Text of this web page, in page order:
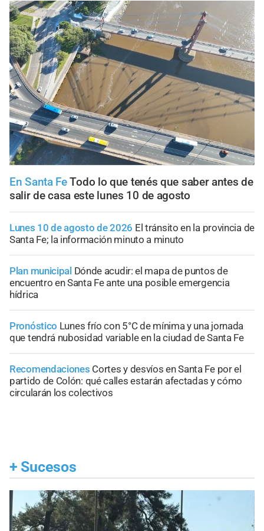
En Santa FeTodo lo que tenés que saber antes de
salir de casa este lunes 10 de agosto
Lunes 10 de agosto de 2026 El tránsito en la provincia de
Santa Fe; la información minuto a minuto
Plan municipal Dónde acudir: el mapa de puntos de
encuentro en Santa Fe ante una posible emergencia
hídrica
Pronóstico Lunes frío con 5°C de mínima y una jornada
que tendrá nubosidad variable en la ciudad de Santa Fe
Recomendaciones Cortes y desvíos en Santa Fe por el
partido de Colón: qué calles estarán afectadas y cómo
circularán los colectivos
+ Sucesos